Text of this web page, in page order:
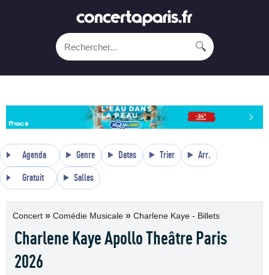
🔍
Agenda Genre Dates Trier Arr.
Gratuit Salles
Concert » Comédie Musicale » Charlene Kaye - Billets
Charlene Kaye Apollo Theâtre Paris
2026